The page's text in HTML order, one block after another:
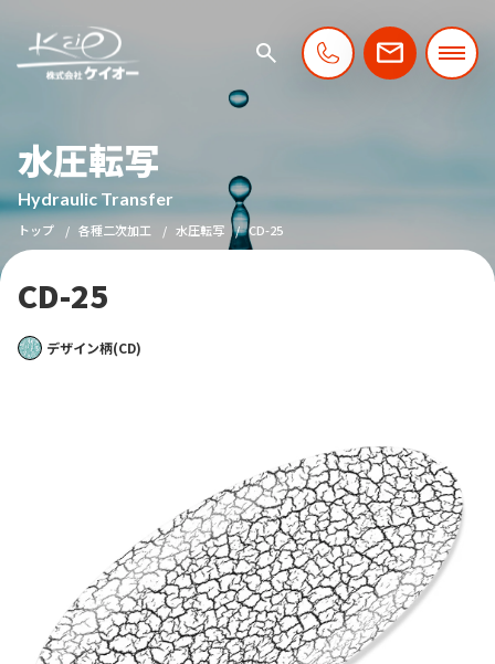
水圧転写
Hydraulic Transfer
トップ 各種二次加工 水圧転写 CD-25
CD-25
デザイン柄(CD)